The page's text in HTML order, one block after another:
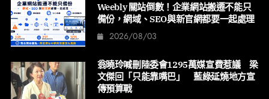
Weebly 關站倒數！企業網站搬遷不能只
備份，網域、SEO與新官網都要一起處理
2026/08/03
翁曉玲喊刪陸委會1295萬媒宣費惹議 梁
文傑回「只能靠嘴巴」 藍綠延燒地方宣
傳預算戰